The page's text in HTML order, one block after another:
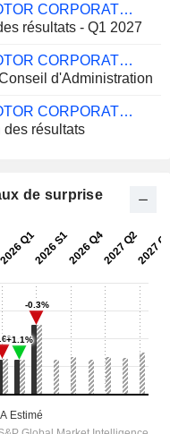
TOYOTA MOTOR CORPORATION
résultats - Q1 2027
TOYOTA MOTOR CORPORATION
d'Administration
TOYOTA MOTOR CORPORATION
des résultats
de surprise